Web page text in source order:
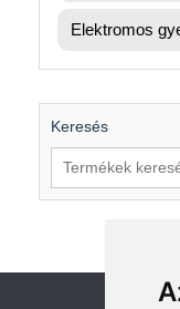
Elektromos
Keresés